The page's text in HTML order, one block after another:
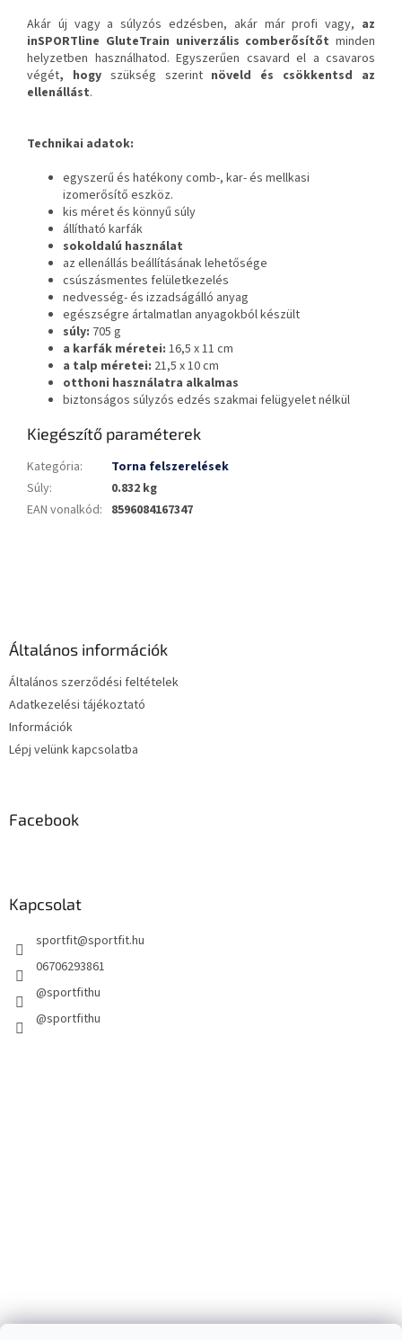
Akár új vagy a súlyzós edzésben, akár már profi vagy, az
inSPORTline GluteTrain univerzális comberősítőt minden
helyzetben használhatod. Egyszerűen csavard el a csavaros
végét, hogyszükség szerint növeld és csökkentsd az
ellenállást.
Technikai adatok:
egyszerű és hatékony comb-, kar- és mellkasi
izomerősítő eszköz.
kis méret és könnyű súly
állítható karfák
sokoldalú használat
az ellenállás beállításának lehetősége
csúszásmentes felületkezelés
nedvesség- és izzadságálló anyag
egészségre ártalmatlan anyagokból készült
súly: 705 g
a karfák méretei: 16,5 x 11 cm
a talp méretei: 21,5 x 10 cm
otthoni használatra alkalmas
biztonságos súlyzós edzés szakmai felügyelet nélkül
Kiegészítő paraméterek
Kategória:
Torna felszerelések
Súly:
0.832 kg
EAN vonalkód: 8596084167347
Általános információk
Általános szerződési feltételek
Adatkezelési tájékoztató
Információk
Lépj velünk kapcsolatba
Facebook
Kapcsolat
sportfit@sportfit.hu
06706293861
@sportfithu
@sportfithu